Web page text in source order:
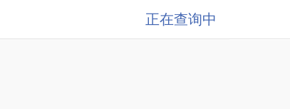
正在查询中